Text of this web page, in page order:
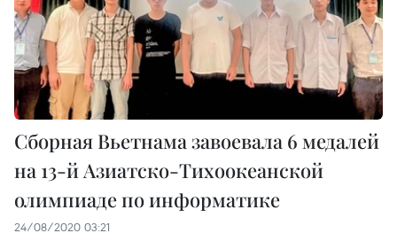
Сборная Вьетнама завоевала 6 медалей
на 13-й Азиатско-Тихоокеанской
олимпиаде по информатике
24/08/2020 03:21